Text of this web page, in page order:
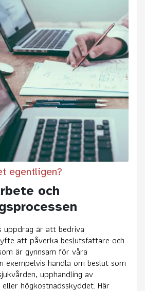
egentligen?
och
uppdrag är att bedriva
att påverka beslutsfattare och
är gynnsam för våra
exempelvis handla om beslut som
upphandling av
högkostnadsskyddet. Här